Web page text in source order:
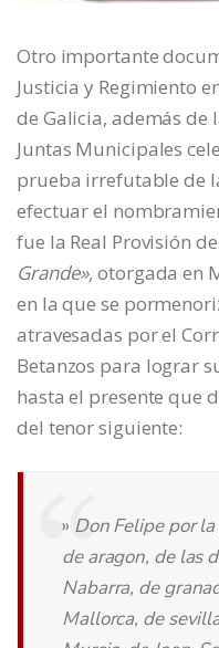
Otro importante
Justicia y Regimiento
de Galicia, además de
Juntas Municipales
prueba irrefutable de
efectuar el
fue la Real Provisión
Grande»,otorgada en
en la que se
atravesadas por el
Betanzos para lograr
hasta el presente que
del tenor siguiente:
» Don Felipe por
de aragon, de las
Nabarra, de
Mallorca, de